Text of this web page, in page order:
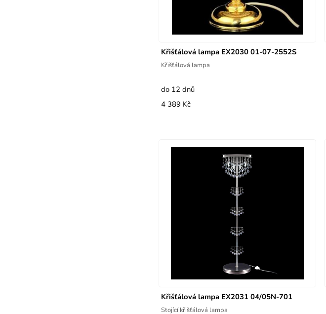
Křišťálová lampa EX2030 01-07-2552S
Křišťálová lampa
do 12 dnů
4 389 Kč
Křišťálová lampa EX2031 04/05N-701
Stojící křišťálová lampa